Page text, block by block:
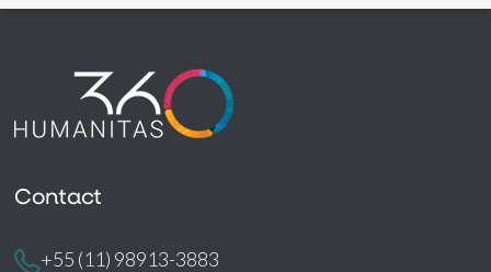
Contact
+55 (11) 98913-3883